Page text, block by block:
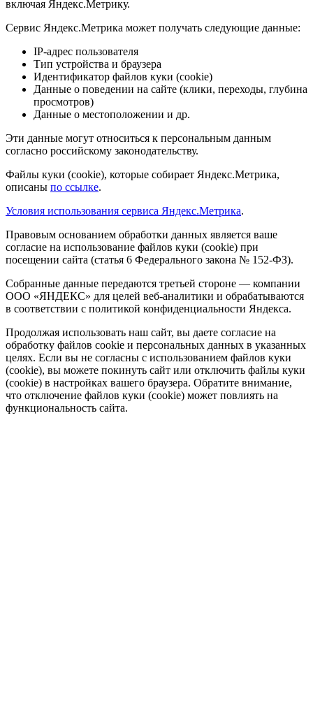
включая Яндекс.Метрику.
Сервис Яндекс.Метрика может получать следующие данные:
IP-адрес пользователя
Тип устройства и браузера
Идентификатор файлов куки (cookie)
Данные о поведении на сайте (клики, переходы, глубина
просмотров)
Данные о местоположении и др.
Эти данные могут относиться к персональным данным
согласно российскому законодательству.
Файлы куки (cookie), которые собирает Яндекс.Метрика,
описаны по ссылке.
Условия использования сервиса Яндекс.Метрика.
Правовым основанием обработки данных является ваше
согласие на использование файлов куки (cookie) при
посещении сайта (статья 6 Федерального закона № 152-ФЗ).
Собранные данные передаются третьей стороне — компании
ООО «ЯНДЕКС» для целей веб-аналитики и обрабатываются
в соответствии с политикой конфиденциальности Яндекса.
Продолжая использовать наш сайт, вы даете согласие на
обработку файлов cookie и персональных данных в указанных
целях. Если вы не согласны с использованием файлов куки
(cookie), вы можете покинуть сайт или отключить файлы куки
(cookie) в настройках вашего браузера. Обратите внимание,
что отключение файлов куки (cookie) может повлиять на
функциональность сайта.